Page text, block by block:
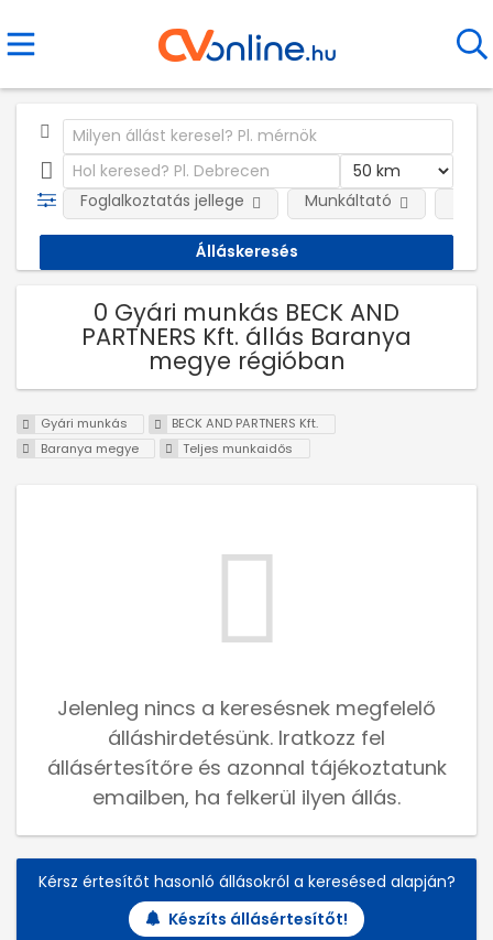
Foglalkoztatás jellege Munkáltató
0 Gyári munkás BECK AND
PARTNERS Kft. állás Baranya
megye régióban
Gyári munkás
BECK AND PARTNERS Kft.
Baranya megye
Teljes munkaidős
Jelenleg nincs a keresésnek megfelelő
álláshirdetésünk. Iratkozz fel
állásértesítőre és azonnal tájékoztatunk
emailben, ha felkerül ilyen állás.
Kérsz értesítőt hasonló állásokról a keresésed alapján?
Készíts állásértesítőt!